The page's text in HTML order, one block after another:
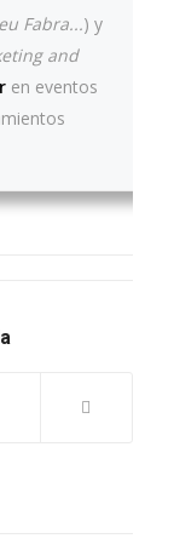
Fabra...) y
and
en eventos